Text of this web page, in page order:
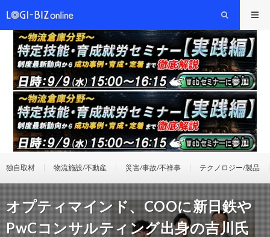
独自取材 物流施設/不動産 災害/事故/不祥事 テクノロジー/製品
オプティマインド、COOに新日鉄や
PwCコンサルティング出身の吉川氏